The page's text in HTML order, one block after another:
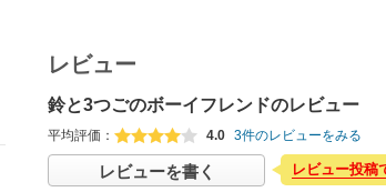
レビュー
鈴と3つごのボーイフレンドのレビュー
平均評価： 4.0 3件のレビューをみる
レビューを書く レビュー投稿